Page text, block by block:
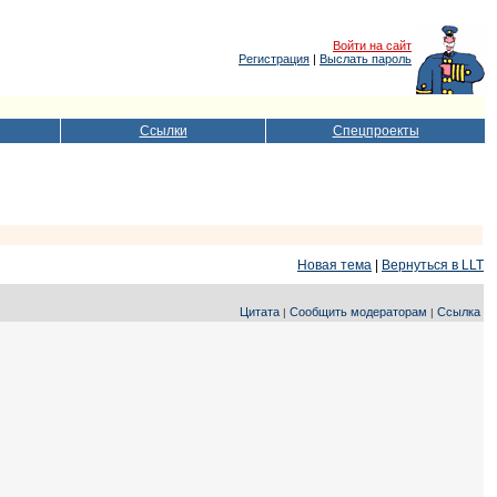
Войти на сайт
Регистрация | Выслать пароль
Ссылки Спецпроекты
Новая тема
Вернуться в LLT
Цитата | Сообщить модераторам | Ссылка